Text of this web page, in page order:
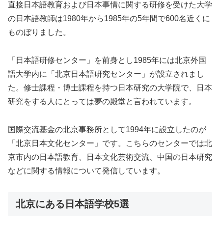
直接日本語教育および日本事情に関する研修を受けた大学
の日本語教師は1980年から1985年の5年間で600名近くに
ものぼりました。
「日本語研修センター」を前身とし1985年には北京外国
語大学内に「北京日本語研究センター」が設立されまし
た。修士課程・博士課程を持つ日本研究の大学院で、日本
研究をする人にとっては夢の殿堂と言われています。
国際交流基金の北京事務所として1994年に設立したのが
「北京日本文化センター」です。こちらのセンターでは北
京市内の日本語教育、日本文化芸術交流、中国の日本研究
などに関する情報について発信しています。
北京にある日本語学校5選